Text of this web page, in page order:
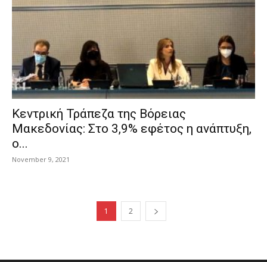
Κεντρική Τράπεζα της Βόρειας
Μακεδονίας: Στο 3,9% εφέτος η ανάπτυξη,
ο...
November 9, 2021
1 2